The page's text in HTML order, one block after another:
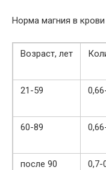
Норма магния в
Возраст, лет
21-59
60-89
после 90 0,7-